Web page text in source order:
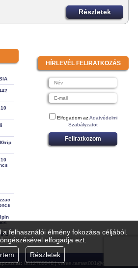
felhasználói élmény fokozása céljából.
elfogadja ezt.
Részletek
Részletek
HÍRLEVÉL FELIRATKOZÁS
Elfogadom azAdatvédelmi
Szabályzatot
Feliratkozom
0612769946 | veres.tamas001@gmail.com